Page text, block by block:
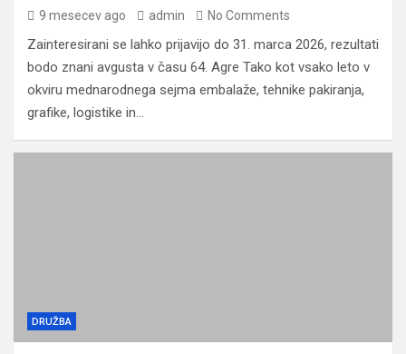
9 mesecev ago admin No Comments
Zainteresirani se lahko prijavijo do 31. marca 2026, rezultati
bodo znani avgusta v času 64. Agre Tako kot vsako leto v
okviru mednarodnega sejma embalaže, tehnike pakiranja,
grafike, logistike in…
DRUŽBA